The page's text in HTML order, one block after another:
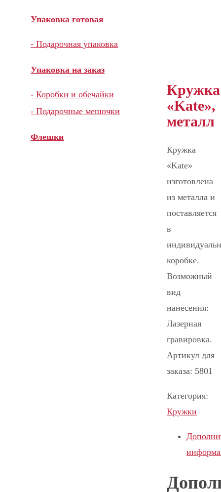
Кружка
«Kate»,
металл
Кружка
«Kate»
изготовлена
из металла и
поставляется
в
коробке.
Возможный
вид
нанесения:
Лазерная
гравировка.
Артикул для
заказа: 5801
Категория:
Кружки
Упаковка готовая
- Подарочная упаковка
Упаковка на заказ
- Коробки и обечайки
- Подарочные мешочки
Флешки